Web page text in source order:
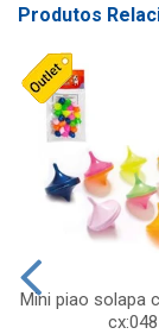
Produtos
Mini piao solapa
cx:048